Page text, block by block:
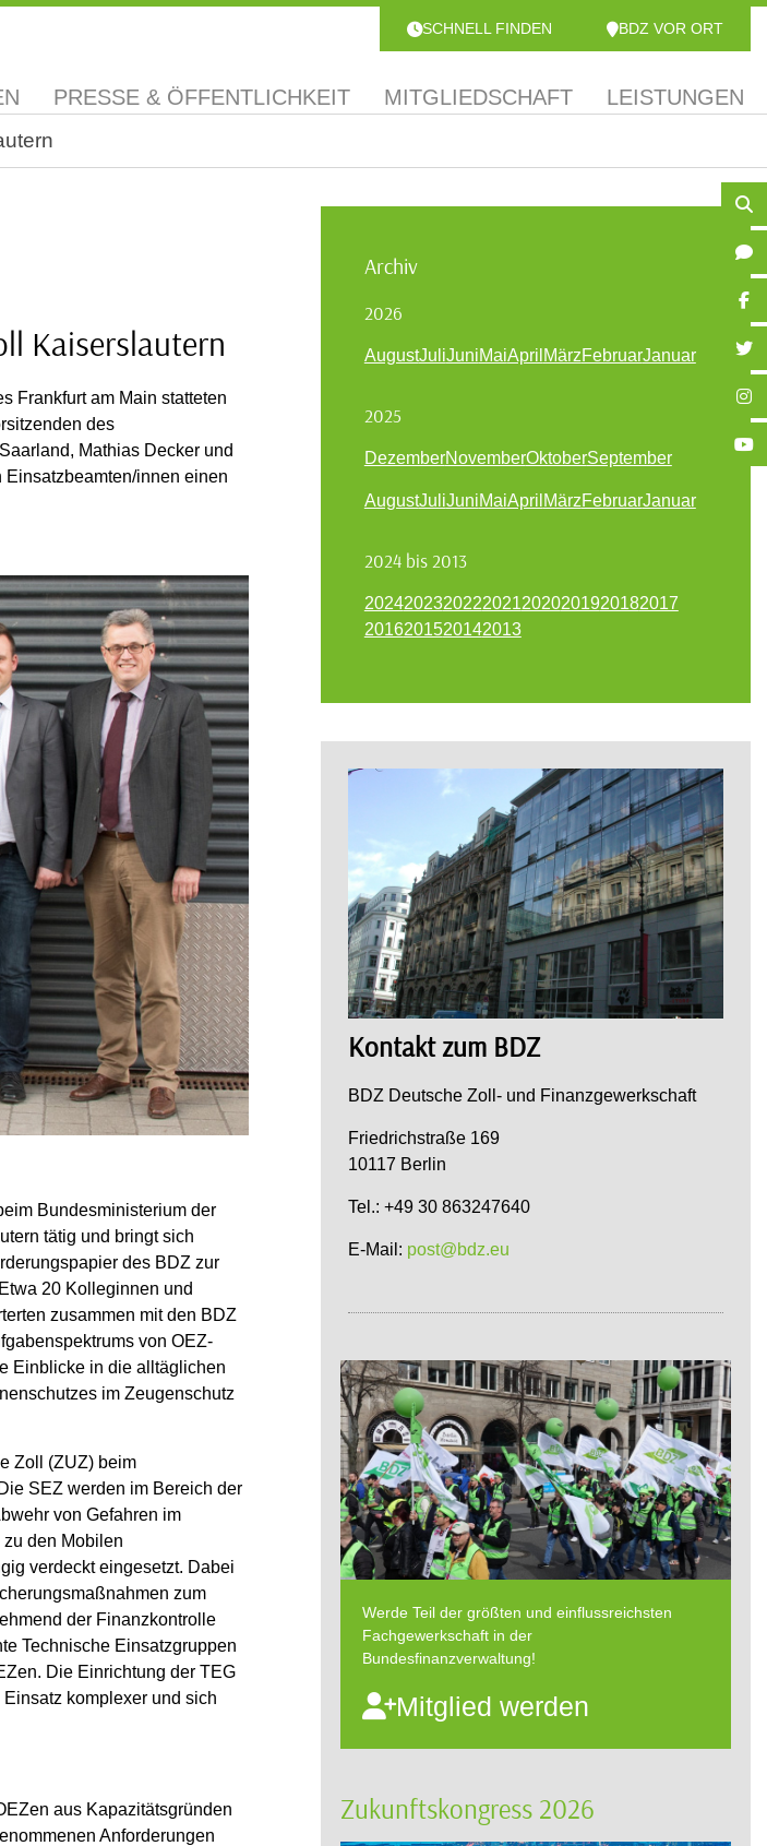
SCHNELL FINDEN BDZ VOR ORT
PRESSE & ÖFFENTLICHKEIT MITGLIEDSCHAFT LEISTUNGEN
Kaiserslautern
Frankfurt am Main statteten
des
Mathias Decker und
innen einen
Bundesministerium der
tätig und bringt sich
des BDZ zur
20 Kolleginnen und
zusammen mit den BDZ
von OEZ-
Einblicke in die alltäglichen
im Zeugenschutz
Zoll (ZUZ) beim
SEZ werden im Bereich der
von Gefahren im
den Mobilen
verdeckt eingesetzt. Dabei
zum
der Finanzkontrolle
Technische Einsatzgruppen
Die Einrichtung der TEG
komplexer und sich
aus Kapazitätsgründen
Anforderungen
Archiv
2026
AugustJuliJuniMaiApril MärzFebruarJanuar
2025
DezemberNovemberOktoberSeptember
AugustJuliJuniMaiApril MärzFebruarJanuar
2024 bis 2013
20242023202220212020201920182017
2016201520142013
Kontakt zum BDZ
BDZ Deutsche Zoll- und Finanzgewerkschaft
Friedrichstraße 169
10117 Berlin
Tel.: +49 30 863247640
E-Mail: post@bdz.eu
Werde Teil der größten und einflussreichsten
Fachgewerkschaft in der
Bundesfinanzverwaltung!
Mitglied werden
Zukunftskongress 2026